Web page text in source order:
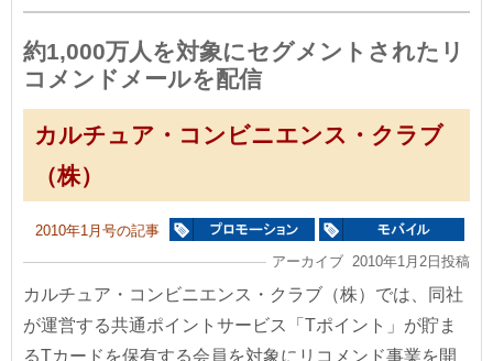
約1,000万人を対象にセグメントされたリ
コメンドメールを配信
カルチュア・コンビニエンス・クラブ
（株）
2010年1月号の記事
アーカイブ 2010年1月2日投稿
カルチュア・コンビニエンス・クラブ（株）では、同社
が運営する共通ポイントサービス「Tポイント」が貯ま
るTカードを保有する会員を対象にリコメンド事業を開